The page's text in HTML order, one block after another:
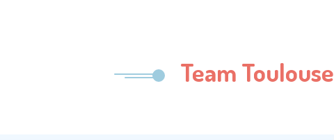
Team Toulouse